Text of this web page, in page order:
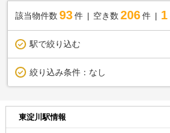
該当物件数 93件 空き数 206 件
駅で絞り込む
絞り込み条件： なし
東淀川駅情報